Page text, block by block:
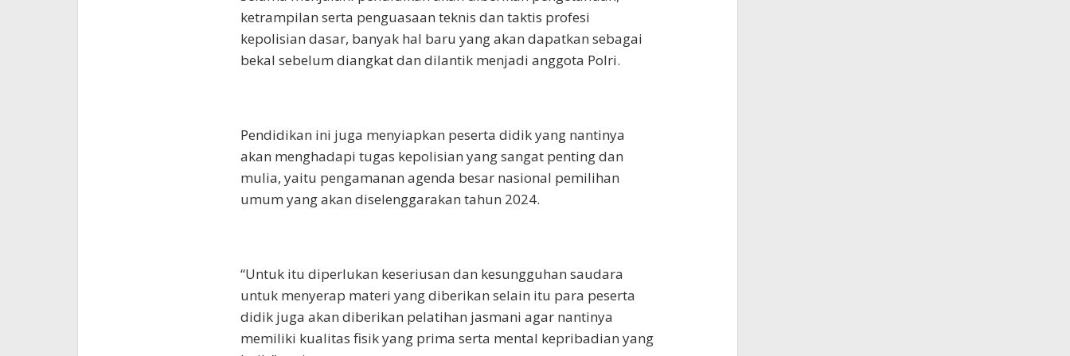
ketrampilan serta penguasaan teknis dan taktis profesi
kepolisian dasar, banyak hal baru yang akan dapatkan sebagai
bekal sebelum diangkat dan dilantik menjadi anggota Polri.
Pendidikan ini juga menyiapkan peserta didik yang nantinya
akan menghadapi tugas kepolisian yang sangat penting dan
mulia, yaitu pengamanan agenda besar nasional pemilihan
umum yang akan diselenggarakan tahun 2024.
“Untuk itu diperlukan keseriusan dan kesungguhan saudara
untuk menyerap materi yang diberikan selain itu para peserta
didik juga akan diberikan pelatihan jasmani agar nantinya
memiliki kualitas fisik yang prima serta mental kepribadian yang